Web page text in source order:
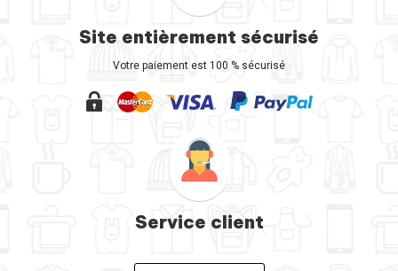
Site entièrement sécurisé
Votre paiement est 100 % sécurisé
Service client